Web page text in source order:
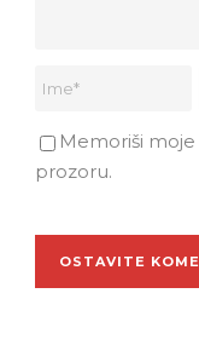
Memoriši
prozoru.